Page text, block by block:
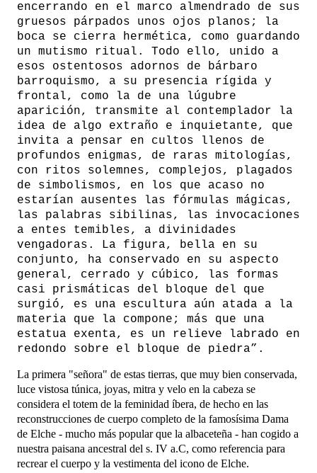
encerrando en el marco almendrado de sus
gruesos párpados unos ojos planos; la
boca se cierra hermética, como guardando
un mutismo ritual. Todo ello, unido a
esos ostentosos adornos de bárbaro
barroquismo, a su presencia rígida y
frontal, como la de una lúgubre
aparición, transmite al contemplador la
idea de algo extraño e inquietante, que
invita a pensar en cultos llenos de
profundos enigmas, de raras mitologías,
con ritos solemnes, complejos, plagados
de simbolismos, en los que acaso no
estarían ausentes las fórmulas mágicas,
las palabras sibilinas, las invocaciones
a entes temibles, a divinidades
vengadoras. La figura, bella en su
conjunto, ha conservado en su aspecto
general, cerrado y cúbico, las formas
casi prismáticas del bloque del que
surgió, es una escultura aún atada a la
materia que la compone; más que una
estatua exenta, es un relieve labrado en
redondo sobre el bloque de piedra”.
La primera "señora" de estas tierras, que muy bien conservada,
luce vistosa túnica, joyas, mitra y velo en la cabeza se
considera el totem de la feminidad íbera, de hecho en las
reconstrucciones de cuerpo completo de la famosísima Dama
de Elche - mucho más popular que la albaceteña - han cogido a
nuestra paisana ancestral del s. IV a.C, como referencia para
recrear el cuerpo y la vestimenta del icono de Elche.